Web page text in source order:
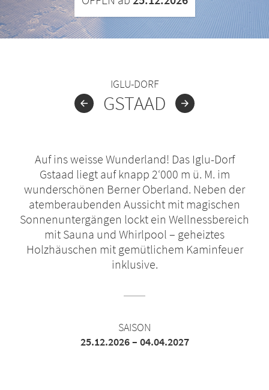
IGLU-DORF
GSTAAD
Auf ins weisse Wunderland! Das Iglu-Dorf
Gstaad liegt auf knapp 2‘000 m ü. M. im
wunderschönen Berner Oberland. Neben der
atemberaubenden Aussicht mit magischen
Sonnenuntergängen lockt ein Wellnessbereich
mit Sauna und Whirlpool – geheiztes
Holzhäuschen mit gemütlichem Kaminfeuer
inklusive.
SAISON
25.12.2026 – 04.04.2027